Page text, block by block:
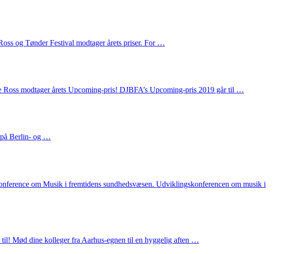
og Tønder Festival modtager årets priser. For …
modtager årets Upcoming-pris! DJBFA’s Upcoming-pris 2019 går til …
på Berlin- og …
om Musik i fremtidens sundhedsvæsen. Udviklingskonferencen om musik i
Mød dine kolleger fra Aarhus-egnen til en hyggelig aften …